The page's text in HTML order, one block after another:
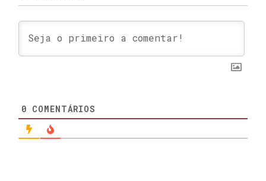
0 COMENTÁRIOS